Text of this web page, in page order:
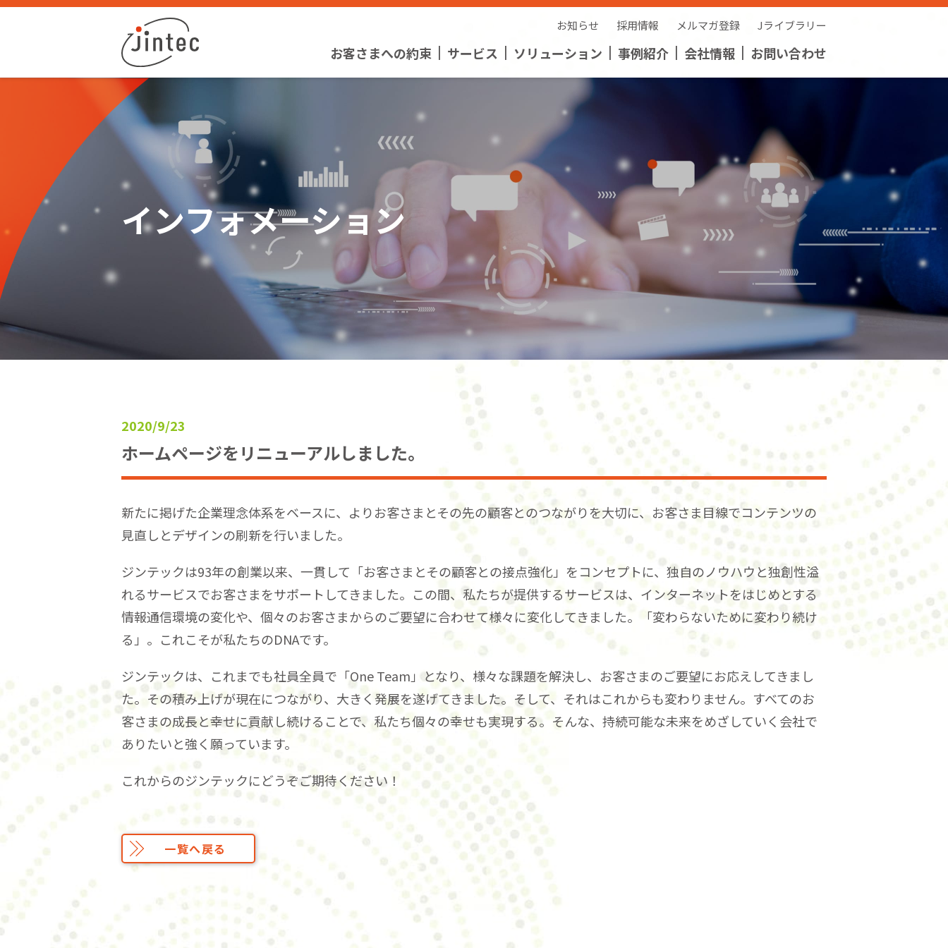
お知らせ 採用情報 メルマガ登録 Jライブラリー
お客さまへの約束 サービス ソリューション 事例紹介 会社情報 お問い合わせ
インフォメーション
2020/9/23
ホームページをリニューアルしました。
新たに掲げた企業理念体系をベースに、よりお客さまとその先の顧客とのつながりを大切に、お客さま目線でコンテンツの
見直しとデザインの刷新を行いました。
ジンテックは93年の創業以来、一貫して「お客さまとその顧客との接点強化」をコンセプトに、独自のノウハウと独創性溢
れるサービスでお客さまをサポートしてきました。この間、私たちが提供するサービスは、インターネットをはじめとする
情報通信環境の変化や、個々のお客さまからのご要望に合わせて様々に変化してきました。「変わらないために変わり続け
る」。これこそが私たちのDNAです。
ジンテックは、これまでも社員全員で「One Team」となり、様々な課題を解決し、お客さまのご要望にお応えしてきまし
た。その積み上げが現在につながり、大きく発展を遂げてきました。そして、それはこれからも変わりません。すべてのお
客さまの成長と幸せに貢献し続けることで、私たち個々の幸せも実現する。そんな、持続可能な未来をめざしていく会社で
ありたいと強く願っています。
これからのジンテックにどうぞご期待ください！
一覧へ戻る